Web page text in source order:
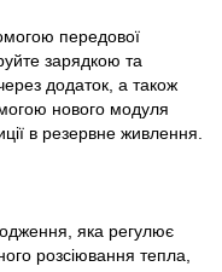
передової
зарядкою та
додаток, а також
нового модуля
в резервне живлення.
яка регулює
розсіювання тепла,